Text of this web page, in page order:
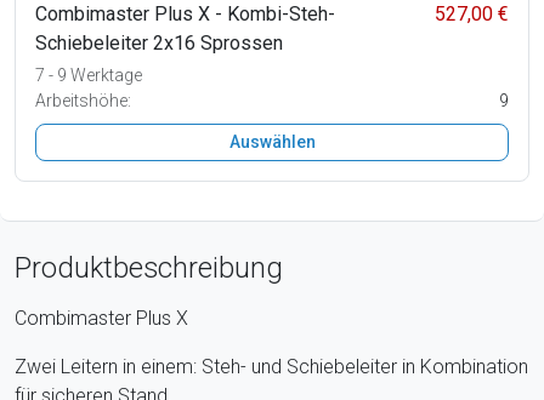
Combimaster Plus X - Kombi-Steh-
Schiebeleiter 2x16 Sprossen
527,00 €
7 - 9 Werktage
Arbeitshöhe:
9
Auswählen
Produktbeschreibung
Combimaster Plus X
Zwei Leitern in einem: Steh- und Schiebeleiter in Kombination